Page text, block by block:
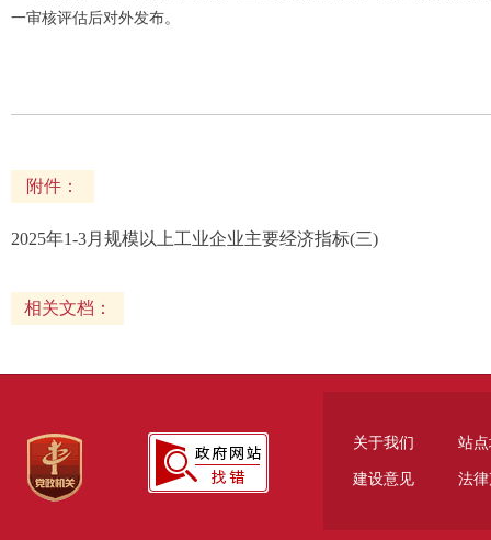
一审核评估后对外发布。
附件：
2025年1-3月规模以上工业企业主要经济指标(三)
相关文档：
关于我们 站
建设意见 法